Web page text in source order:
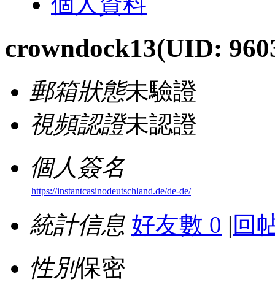
crowndock13(UID:
郵箱狀態未驗證
視頻認證未認證
個人簽名
https://instantcasinodeutschland.de/de-de/
統計信息 好友數 0 | 回
性別保密